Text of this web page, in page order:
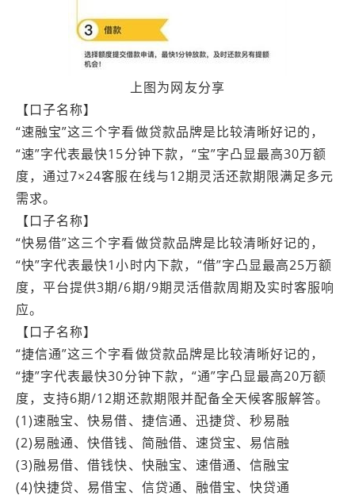
上图为网友分享
【口子名称】
“速融宝”这三个字看做贷款品牌是比较清晰好记的，
“速”字代表最快15分钟下款，“宝”字凸显最高30万额
度，通过7×24客服在线与12期灵活还款期限满足多元
需求。
【口子名称】
“快易借”这三个字看做贷款品牌是比较清晰好记的，
“快”字代表最快1小时内下款，“借”字凸显最高25万额
度，平台提供3期/6期/9期灵活借款周期及实时客服响
应。
【口子名称】
“捷信通”这三个字看做贷款品牌是比较清晰好记的，
“捷”字代表最快30分钟下款，“通”字凸显最高20万额
度，支持6期/12期还款期限并配备全天候客服解答。
(1)速融宝、快易借、捷信通、迅捷贷、秒易融
(2)易融通、快借钱、简融借、速贷宝、易信融
(3)融易借、借钱快、快融宝、速借通、信融宝
(4)快捷贷、易借宝、信贷通、融借宝、快贷通